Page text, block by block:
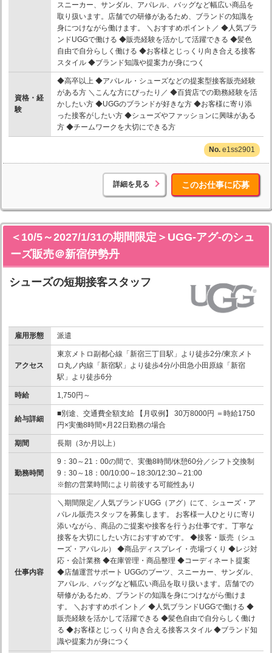
スニーカー、サンダル、アパレル、バッグなど幅広い商品を
取り扱います。店舗での研修があるため、ブランドの知識を
身につけながら働けます。 ＼おすすめポイント／ ◆人気ブラ
ンドUGGで働ける ◆販売経験を活かして活躍できる ◆髪色
自由で自分らしく働ける ◆お客様とじっくり向き合える接客
スタイル ◆ブランド知識や提案力が身につく
資格・経
験
◆高卒以上 ◆アパレル・シューズなどの提案型接客販売経験
がある方 ＼こんな方にぴったり／ ◆百貨店での勤務経験を活
かしたい方 ◆UGGのブランドが好きな方 ◆お客様に寄り添
った接客がしたい方 ◆シューズやファッションに興味がある
方 ◆チームワークを大切にできる方
e1ss2901
詳細を見る このお仕事に応募
＜10/5～2027/1/31の期間限定＞UGG-アグ-のシュ
ーズ販売＠新宿伊勢丹
シューズの短期接客スタッフ
雇用形態 派遣
アクセス
東京メトロ副都心線「新宿三丁目駅」より徒歩2分/東京メト
ロ丸ノ内線「新宿駅」より徒歩4分/小田急小田原線「新宿
駅」より徒歩6分
時給 1,750円～
給与詳細
■別途、交通費全額支給 【月収例】 30万8000円 ＝時給1750
円×実働8時間×月22日勤務の場合
期間 長期（3か月以上）
勤務時間
9：30～21：00の間で、実働8時間/休憩60分／シフト交換制
9：30～18：00/10:00～18:30/12:30～21:00
※館の営業時間により前後する可能性あり
仕事内容
＼期間限定／人気ブランドUGG（アグ）にて、シューズ・ア
パレル販売スタッフを募集します。 お客様一人ひとりに寄り
添いながら、商品のご提案や接客を行うお仕事です。丁寧な
接客を大切にしたい方におすすめです。 ◆接客・販売（シュ
ーズ・アパレル） ◆商品ディスプレイ・売場づくり ◆レジ対
応・会計業務 ◆在庫管理・商品整理 ◆コーディネート提案
◆店舗運営サポート UGGのブーツ、スニーカー、サンダル、
アパレル、バッグなど幅広い商品を取り扱います。店舗での
研修があるため、ブランドの知識を身につけながら働けま
す。 ＼おすすめポイント／ ◆人気ブランドUGGで働ける ◆
販売経験を活かして活躍できる ◆髪色自由で自分らしく働け
る ◆お客様とじっくり向き合える接客スタイル ◆ブランド知
識や提案力が身につく